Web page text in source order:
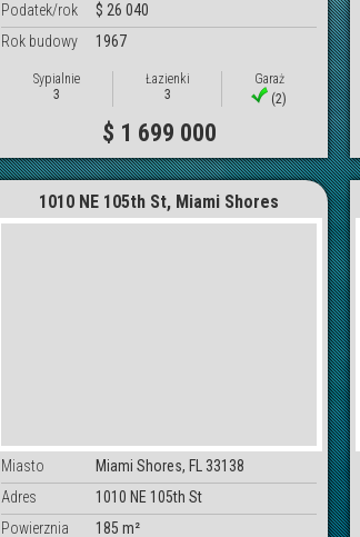
Podatek/rok
$ 26 040
Rok budowy
1967
Sypialnie
3
Łazienki
3
Garaż
(2)
$ 1 699 000
1010 NE 105th St, Miami Shores
Miasto
Miami Shores, FL 33138
Adres
1010 NE 105th St
Powierznia
185 m²